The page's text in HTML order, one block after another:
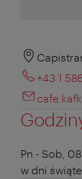
+43 1
Pn - Sob,
w dni